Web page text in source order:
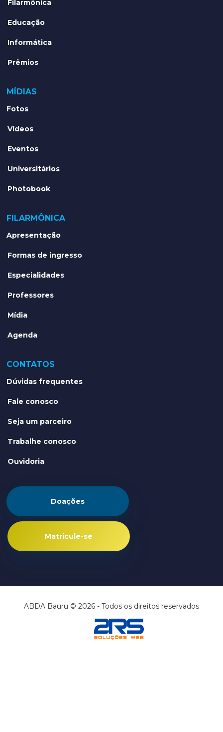
Filarmônica
Educação
Informática
Prêmios
MÍDIAS
Fotos
Vídeos
Eventos
Universitários
Photobook
FILARMÔNICA
Apresentação
Formas de ingresso
Especialidades
Professores
Mídia
Agenda
CONTATOS
Dúvidas frequentes
Fale conosco
Seja um parceiro
Trabalhe conosco
Ouvidoria
Doações
Matricule-se
ABDA Bauru © 2026 - Todos os direitos reservados